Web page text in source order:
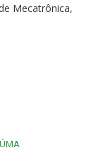
Mecatrônica,